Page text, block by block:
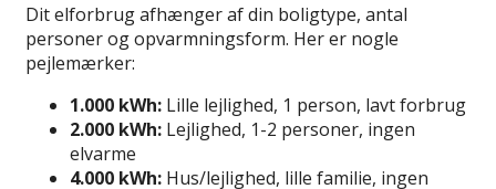
Dit elforbrug afhænger af din boligtype, antal
personer og opvarmningsform. Her er nogle
pejlemærker:
1.000 kWh: Lille lejlighed, 1 person, lavt forbrug
2.000 kWh: Lejlighed, 1-2 personer, ingen
elvarme
4.000 kWh: Hus/lejlighed, lille familie, ingen